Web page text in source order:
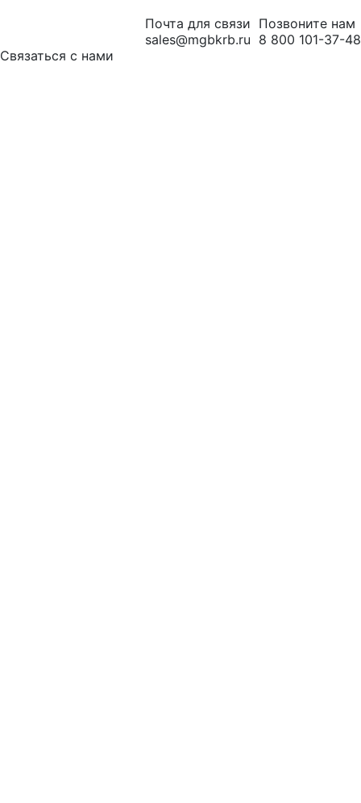
Почта для связи
sales@mgbkrb.ru
Позвоните нам
8 800 101-37-48
Связаться с нами